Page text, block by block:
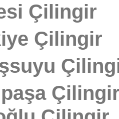
Çilingir